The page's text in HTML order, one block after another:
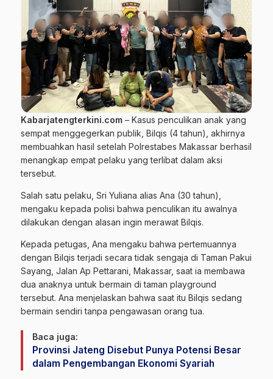
Kabarjatengterkini.com – Kasus penculikan anak yang
sempat menggegerkan publik, Bilqis (4 tahun), akhirnya
membuahkan hasil setelah Polrestabes Makassar berhasil
menangkap empat pelaku yang terlibat dalam aksi
tersebut.
Salah satu pelaku, Sri Yuliana alias Ana (30 tahun),
mengaku kepada polisi bahwa penculikan itu awalnya
dilakukan dengan alasan ingin merawat Bilqis.
Kepada petugas, Ana mengaku bahwa pertemuannya
dengan Bilqis terjadi secara tidak sengaja di Taman Pakui
Sayang, Jalan Ap Pettarani, Makassar, saat ia membawa
dua anaknya untuk bermain di taman playground
tersebut. Ana menjelaskan bahwa saat itu Bilqis sedang
bermain sendiri tanpa pengawasan orang tua.
Baca juga:
Provinsi Jateng Disebut Punya Potensi Besar
dalam Pengembangan Ekonomi Syariah